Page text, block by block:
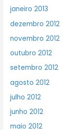
janeiro 2013
dezembro 2012
novembro 2012
outubro 2012
setembro 2012
agosto 2012
julho 2012
junho 2012
maio 2012